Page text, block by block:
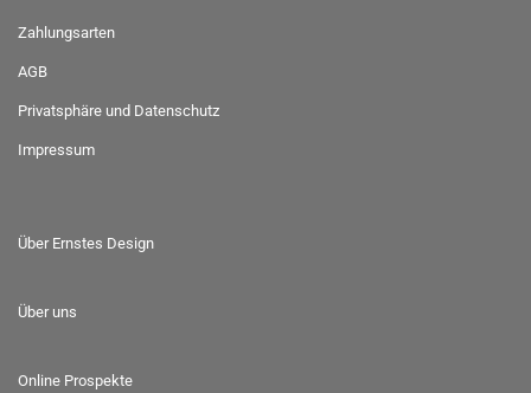
Zahlungsarten
AGB
Privatsphäre und Datenschutz
Impressum
Über Ernstes Design
Über uns
Online Prospekte